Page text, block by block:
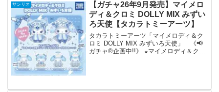
サンリオ
【ガチャ26年9月発売】マイメロ
ディ＆クロミ DOLLY MIX みずい
ろ天使【タカラトミーアーツ】
タカラトミーアーツ「マイメロディ＆ク
ロミ DOLLY MIX みずいろ天使」 《📢
ガチャ®︎企画中!!》 ◒マイメロディ＆クロ